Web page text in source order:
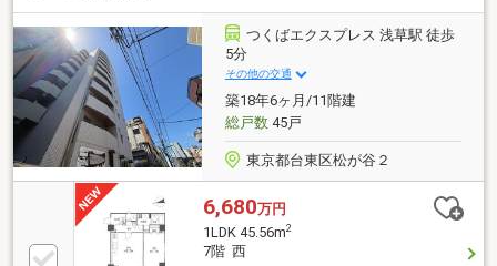
つくばエクスプレス 浅草駅 徒歩
5分
その他の交通
築18年6ヶ月/11階建
総戸数45戸
東京都台東区松が谷２
6,680万円
1LDK 45.56m2
7階 西